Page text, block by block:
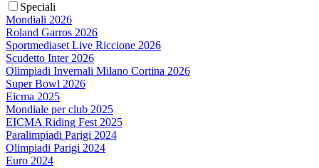
Speciali
Mondiali 2026
Roland Garros 2026
Sportmediaset Live Riccione 2026
Scudetto Inter 2026
Olimpiadi Invernali Milano Cortina 2026
Super Bowl 2026
Eicma 2025
Mondiale per club 2025
EICMA Riding Fest 2025
Paralimpiadi Parigi 2024
Olimpiadi Parigi 2024
Euro 2024